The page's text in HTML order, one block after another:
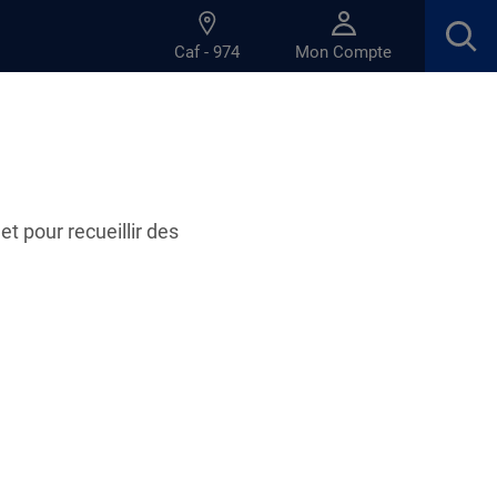
pour recueillir des
Caf - 974 Mon Compte